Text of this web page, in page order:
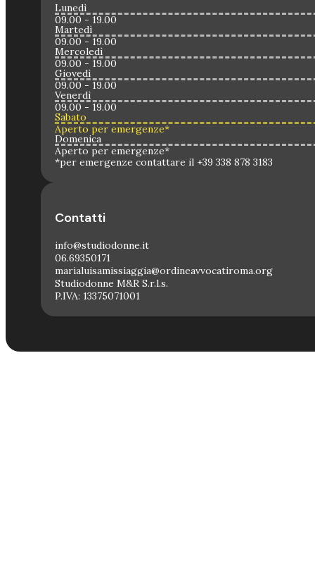
Lunedì
09.00 - 19.00
Martedì
09.00 - 19.00
Mercoledì
09.00 - 19.00
Giovedì
09.00 - 19.00
Venerdì
09.00 - 19.00
Sabato
Aperto per emergenze*
Domenica
Aperto per emergenze*
*per emergenze contattare il +39 338 878 3183
Contatti
info@studiodonne.it
06.69350171
marialuisamissiaggia@ordineavvocatiroma.org
Studiodonne M&R S.r.l.s.
P.IVA: 13375071001